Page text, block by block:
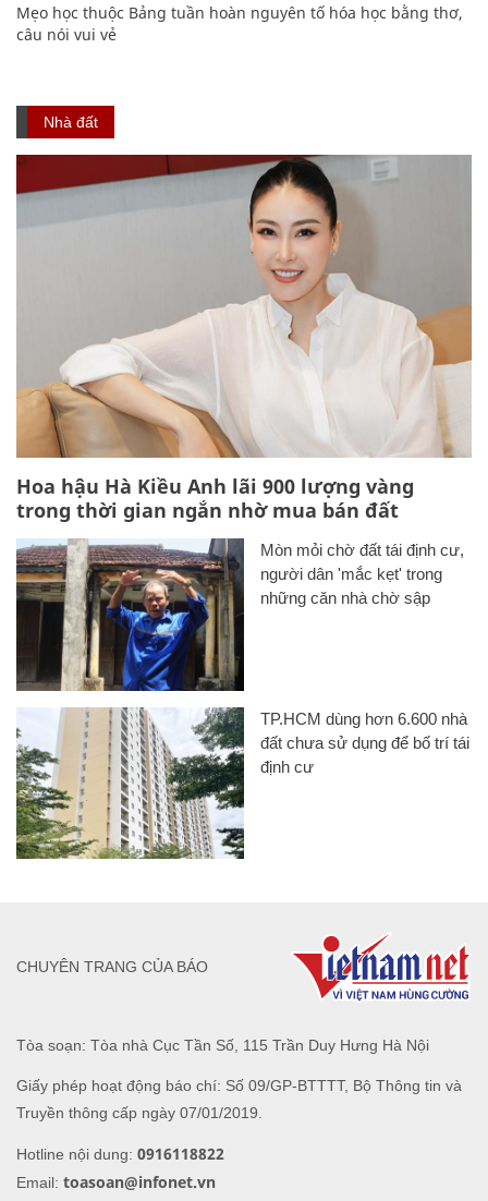
Mẹo học thuộc Bảng tuần hoàn nguyên tố hóa học bằng thơ,
câu nói vui vẻ
Nhà đất
Hoa hậu Hà Kiều Anh lãi 900 lượng vàng
trong thời gian ngắn nhờ mua bán đất
Mòn mỏi chờ đất tái định cư,
người dân 'mắc kẹt' trong
những căn nhà chờ sập
TP.HCM dùng hơn 6.600 nhà
đất chưa sử dụng để bố trí tái
định cư
Tòa soạn: Tòa nhà Cục Tần Số, 115 Trần Duy Hưng Hà Nội
Giấy phép hoạt động báo chí: Số 09/GP-BTTTT, Bộ Thông tin và
Truyền thông cấp ngày 07/01/2019.
Hotline nội dung: 0916118822
Email: toasoan@infonet.vn
CHUYÊN TRANG CỦA BÁO